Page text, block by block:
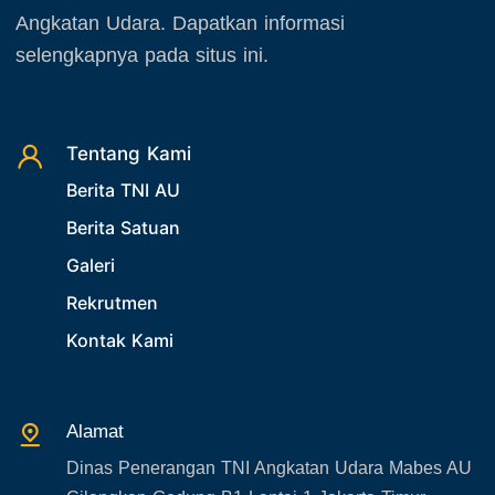
24. Operasi TNI AU
25. Agenda PIA Ardhya Garini
28. Bukan Berita TNI AU
35. Gangguan bandara
36. Kecelakaan pesawat TNI
November 2025
Angkatan Udara. Dapatkan informasi
selengkapnya pada situs ini.
Tentang Kami
Berita TNI AU
Berita Satuan
Galeri
Rekrutmen
Kontak Kami
Alamat
Dinas Penerangan TNI Angkatan Udara Mabes AU